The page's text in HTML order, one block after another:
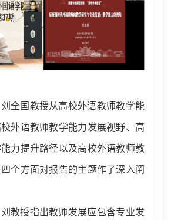
全国教授从高校外语教师教学能
外语教师教学能力发展视野、高
力提升路径以及高校外语教师教
个方面对报告的主题作了深入阐
教授指出教师发展应包含专业发